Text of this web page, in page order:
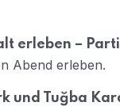
erleben –
Abend erleben.
und Tuğba